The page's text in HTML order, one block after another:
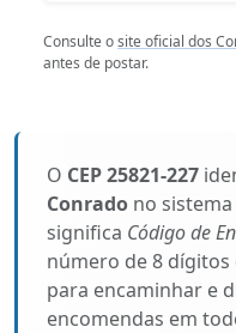
Consulte osite oficial dos
antes de postar.
O CEP 25821-227
Conrado no
significa Código de
número de 8
para encaminhar e
encomendas em